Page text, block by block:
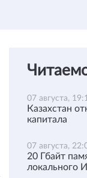
07 августа,
Казахстан
капитала
07 августа,
20 Гбайт
локального